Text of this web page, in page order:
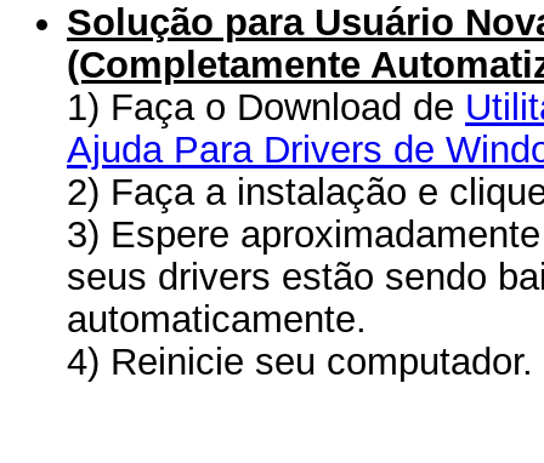
Solução para Usuário
(Completamente
1) Faça o Download de
Ajuda Para Drivers de
2) Faça a instalação e
3) Espere
seus drivers estão sendo
automaticamente.
4) Reinicie seu computador.